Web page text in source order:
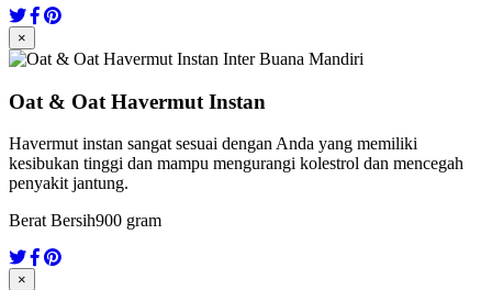
×
Oat & Oat Havermut Instan
Havermut instan sangat sesuai dengan Anda yang memiliki
kesibukan tinggi dan mampu mengurangi kolestrol dan mencegah
penyakit jantung.
Berat Bersih900 gram
×